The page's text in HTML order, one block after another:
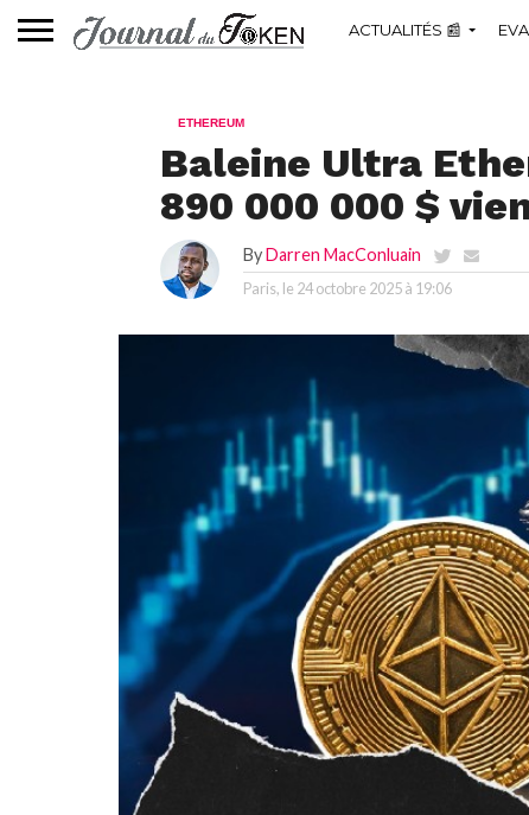
ACTUALITÉS 📰
ETHEREUM
Baleine Ultra
890 000 000 $
ByDarren MacConluain
Paris, le 24 octobre 2025 à 19:06